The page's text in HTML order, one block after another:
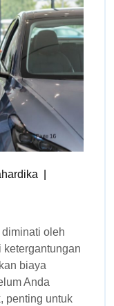
ketergantungan
biaya
Anda
penting untuk